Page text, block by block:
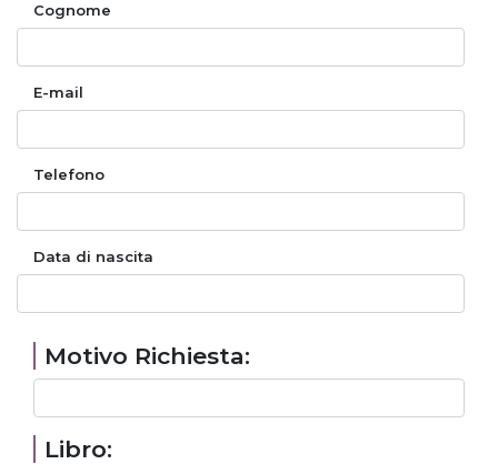
Cognome
E-mail
Telefono
Data di nascita
Motivo Richiesta:
Libro: